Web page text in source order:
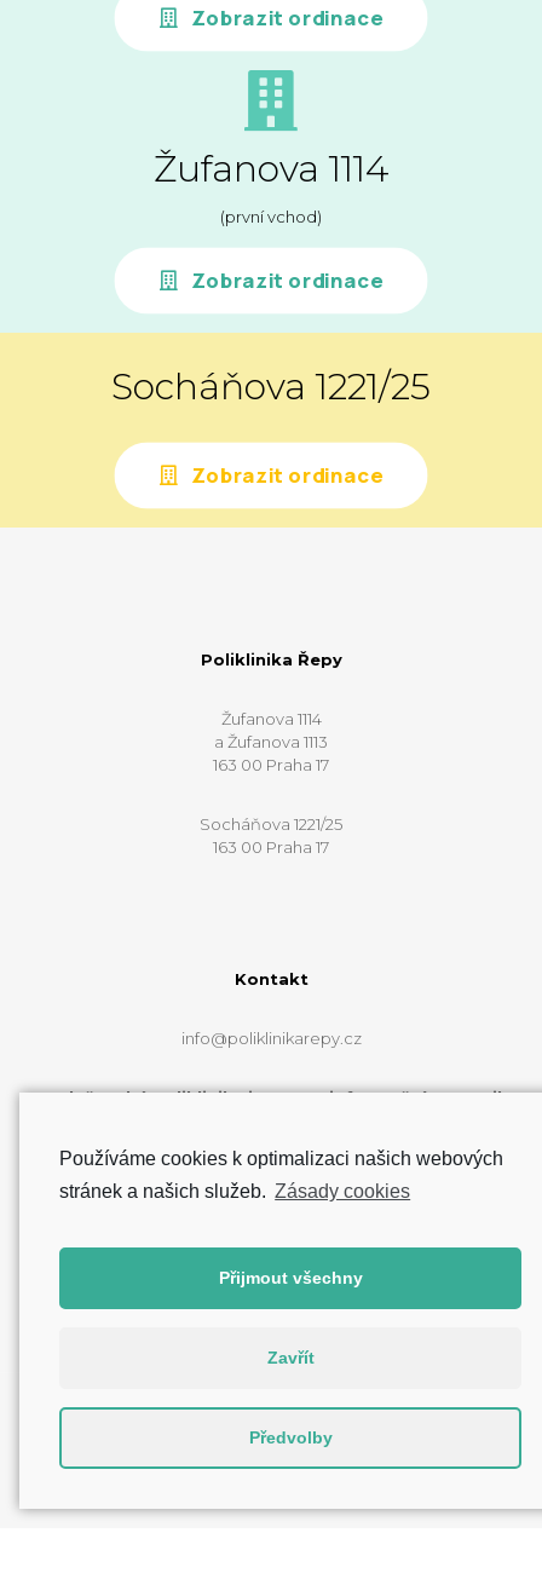
Zobrazit ordinace
Žufanova 1114
(první vchod)
Zobrazit ordinace
Socháňova 1221/25
Zobrazit ordinace
Poliklinika Řepy
Žufanova 1114
a Žufanova 1113
163 00 Praha 17
Socháňova 1221/25
163 00 Praha 17
Kontakt
info@poliklinikarepy.cz
Web řepské polikliniky je pouze informační a e-mail
Používáme cookies k optimalizaci našich webových
stránek a našich služeb. Zásady cookies
Přijmout všechny
Zavřít
Předvolby